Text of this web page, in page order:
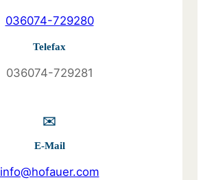
036074-729280
Telefax
036074-729281
✉️
E-Mail
info@hofauer.com